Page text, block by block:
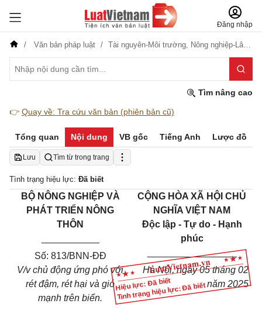
Đăng nhập
Văn bản pháp luật Tài nguyên-Môi trường, Nông nghiệp-Lâm nghiệp
Tìm nâng cao
👉 Quay về: Tra cứu văn bản (phiên bản cũ)
Tổng quan Nội dung VB gốc Tiếng Anh Lược đồ
Lưu Tìm từ trong trang
Tình trạng hiệu lực: Đã biết
Hiệu lực: Đã biết
Tình trạng hiệu lực: Đã biết
BỘ NÔNG NGHIỆP VÀ
PHÁT TRIỂN NÔNG
THÔN
Số: 813/BNN-ĐĐ
V/v chủ động ứng phó với
rét đậm, rét hại và gió
mạnh trên biển.
CỘNG HÒA XÃ HỘI CHỦ
NGHĨA VIỆT NAM
Độc lập - Tự do - Hạnh
phúc
_________________
Hà Nội, ngày 05 tháng 02
năm 2025